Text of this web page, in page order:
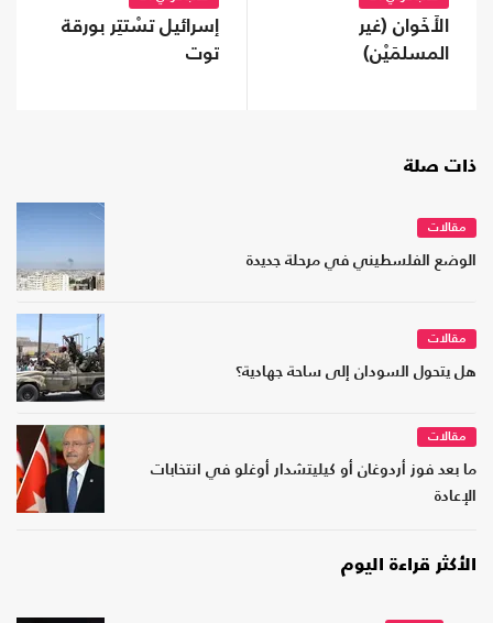
الأَخَوان (غير
المسلمَيْن)
إسرائيل تسْتتِر بورقة
توت
ذات صلة
مقالات
الوضع الفلسطيني في مرحلة جديدة
مقالات
هل يتحول السودان إلى ساحة جهادية؟
مقالات
ما بعد فوز أردوغان أو كيليتشدار أوغلو في انتخابات
الإعادة
الأكثر قراءة اليوم